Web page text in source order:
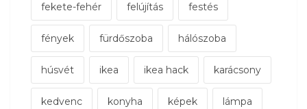
fekete-fehér felújítás festés
fények fürdőszoba hálószoba
húsvét ikea ikea hack karácsony
kedvenc konyha képek lámpa